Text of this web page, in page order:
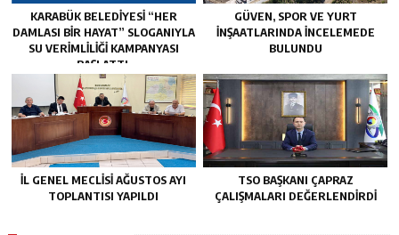
KARABÜK BELEDİYESİ “HER
DAMLASI BİR HAYAT” SLOGANIYLA
SU VERİMLİLİĞİ KAMPANYASI
BAŞLATTI.
GÜVEN, SPOR VE YURT
İNŞAATLARINDA İNCELEMEDE
BULUNDU
İL GENEL MECLİSİ AĞUSTOS AYI
TOPLANTISI YAPILDI
TSO BAŞKANI ÇAPRAZ
ÇALIŞMALARI DEĞERLENDİRDİ